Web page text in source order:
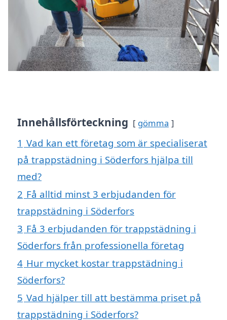
Innehållsförteckning gömma
1 Vad kan ett företag som är specialiserat
på trappstädning i Söderfors hjälpa till
med?
2 Få alltid minst 3 erbjudanden för
trappstädning i Söderfors
3 Få 3 erbjudanden för trappstädning i
Söderfors från professionella företag
4 Hur mycket kostar trappstädning i
Söderfors?
5 Vad hjälper till att bestämma priset på
trappstädning i Söderfors?